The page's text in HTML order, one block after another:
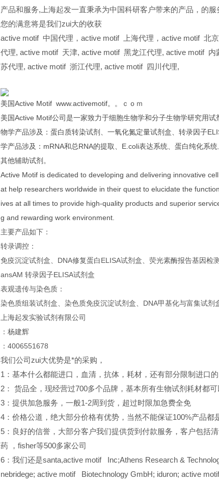
产品和服务,上海起发一直秉承为中国科研客户带来的产品，的服
您的满意将是我们zui大的收获
active motif 中国代理，active motif 上海代理，active motif 北
代理, active motif 天津, active motif 黑龙江代理, active motif 内
苏代理, active motif 浙江代理, active motif 四川代理,
美国Active Motif www.activemotif。。ｃｏｍ
美国Active Motif公司是一家致力于细胞生物学和分子生物学研究用
物学产品涉及：蛋白质转染试剂、一氧化氮定量试剂盒、转录因子
学产品涉及：mRNA和总RNA的提取、E.coli表达系统、蛋白纯化系
其他辅助试剂。
Active Motif is dedicated to developing and delivering innovative
at help researchers worldwide in their quest to elucidate the
ives at all times to provide high-quality products and superior
g and rewarding work environment.
主要产品如下：
转录调控：
免疫沉淀试剂盒、DNA修复蛋白ELISA试剂盒、荧光素酶报告基因
ansAM 转录因子ELISA试剂盒
表观遗传与染色质：
染色质组装试剂盒、染色质免疫沉淀试剂盒、DNA甲基化与富集试剂
上海起发实验试剂有限公司
：杨建辉
：4006551678
我们公司zui大优势是*的采购，
1
：基本什么都能进口，血清，抗体，耗材，还有部分限制进口的
2 ：
货品全，现经营过700多个品牌，基本所有生物试剂耗材都
3 ：提供加急服务，一般1-2周到货，超过时限加急费全免
4 ：价格公道，绝大部分价格有优势，当然不能保证100%产品都
5 ：良好的信誉，大部分客户我们提供货到付款服务，客户包括
药
，fisher等500多家公司
6 ：我们还是santa,active motif Inc;Athens Research &
nebridege; active motif Biotechnology GmbH; iduron; active